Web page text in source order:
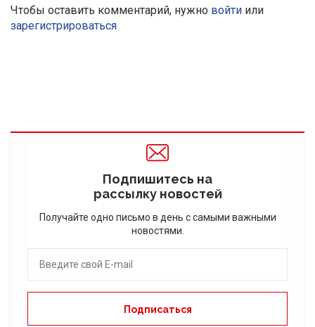
Чтобы оставить комментарий, нужно войти или
зарегистрироваться
Подпишитесь на
рассылку новостей
Получайте одно письмо в день с самыми важными
новостями.